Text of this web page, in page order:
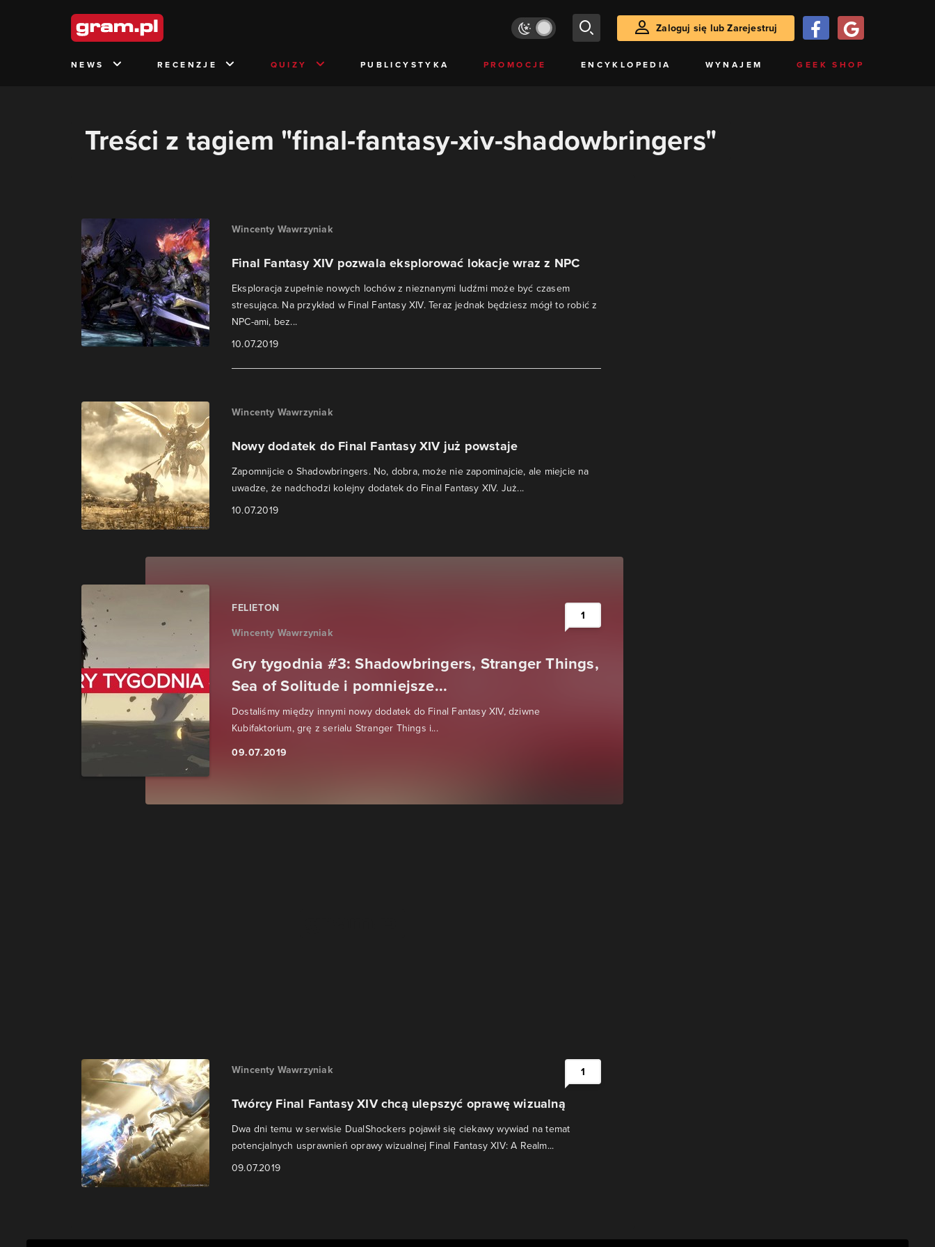
Zaloguj się lub Zarejestruj
NEWS RECENZJE QUIZY PUBLICYSTYKA PROMOCJE ENCYKLOPEDIA WYNAJEM GEEK SHOP
Treści z tagiem "final-fantasy-xiv-shadowbringers"
Wincenty Wawrzyniak
Final Fantasy XIV pozwala eksplorować lokacje wraz z NPC
Eksploracja zupełnie nowych lochów z nieznanymi ludźmi może być czasem
stresująca. Na przykład w Final Fantasy XIV. Teraz jednak będziesz mógł to robić z
NPC-ami, bez...
10.07.2019
Wincenty Wawrzyniak
Nowy dodatek do Final Fantasy XIV już powstaje
Zapomnijcie o Shadowbringers. No, dobra, może nie zapominajcie, ale miejcie na
uwadze, że nadchodzi kolejny dodatek do Final Fantasy XIV. Już...
10.07.2019
FELIETON
Wincenty Wawrzyniak
Gry tygodnia #3: Shadowbringers, Stranger Things,
Sea of Solitude i pomniejsze...
Dostaliśmy między innymi nowy dodatek do Final Fantasy XIV, dziwne
Kubifaktorium, grę z serialu Stranger Things i...
09.07.2019
1
Wincenty Wawrzyniak
Twórcy Final Fantasy XIV chcą ulepszyć oprawę wizualną
Dwa dni temu w serwisie DualShockers pojawił się ciekawy wywiad na temat
potencjalnych usprawnień oprawy wizualnej Final Fantasy XIV: A Realm...
09.07.2019
1